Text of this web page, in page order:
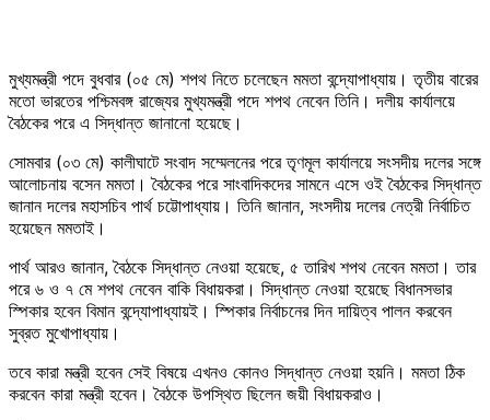
মুখ্যমন্ত্রী পদে বুধবার (০৫ মে) শপথ নিতে চলেছেন মমতা বন্দ্যোপাধ্যায়। তৃতীয় বারের
মতো ভারতের পশ্চিমবঙ্গ রাজ্যের মুখ্যমন্ত্রী পদে শপথ নেবেন তিনি। দলীয় কার্যালয়ে
বৈঠকের পরে এ সিদ্ধান্ত জানানো হয়েছে।
সোমবার (০৩ মে) কালীঘাটে সংবাদ সম্মেলনের পরে তৃণমূল কার্যালয়ে সংসদীয় দলের সঙ্গে
আলোচনায় বসেন মমতা। বৈঠকের পরে সাংবাদিকদের সামনে এসে ওই বৈঠকের সিদ্ধান্ত
জানান দলের মহাসচিব পার্থ চট্টোপাধ্যায়। তিনি জানান, সংসদীয় দলের নেত্রী নির্বাচিত
হয়েছেন মমতাই।
পার্থ আরও জানান, বৈঠকে সিদ্ধান্ত নেওয়া হয়েছে, ৫ তারিখ শপথ নেবেন মমতা। তার
পরে ৬ ও ৭ মে শপথ নেবেন বাকি বিধায়করা। সিদ্ধান্ত নেওয়া হয়েছে বিধানসভার
স্পিকার হবেন বিমান বন্দ্যোপাধ্যায়ই। স্পিকার নির্বাচনের দিন দায়িত্ব পালন করবেন
সুব্রত মুখোপাধ্যায়।
তবে কারা মন্ত্রী হবেন সেই বিষয়ে এখনও কোনও সিদ্ধান্ত নেওয়া হয়নি। মমতা ঠিক
করবেন কারা মন্ত্রী হবেন। বৈঠকে উপস্থিত ছিলেন জয়ী বিধায়করাও।